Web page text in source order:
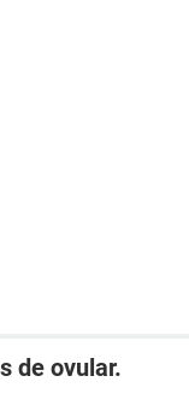
de ovular.